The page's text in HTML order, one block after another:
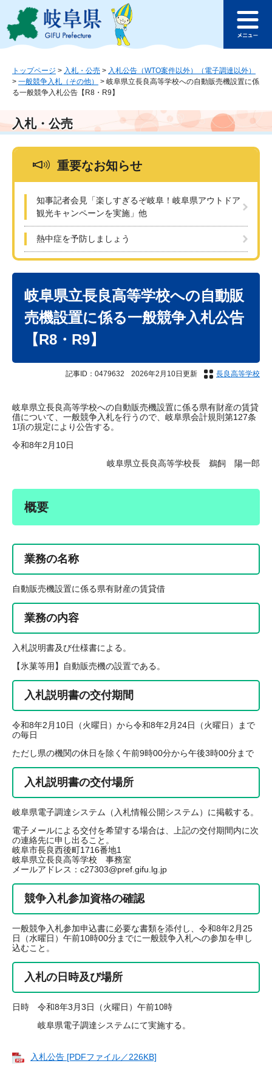
ジ
ュ
本
文
このページの本文へ
ュ
トップページ > 入札・公売 > 入札公告（WTO案件以外）（電子調達以外）
> 一般競争入札（その他） > 岐阜県立長良高等学校への自動販売機設置に係
る一般競争入札公告【R8・R9】
入札・公売
重要なお知らせ
知事記者会見「楽しすぎるぞ岐阜！岐阜県アウトドア
観光キャンペーンを実施」他
熱中症を予防しましょう
岐阜県立長良高等学校への自動販
売機設置に係る一般競争入札公告
【R8・R9】
記事ID：0479632 2026年2月10日更新 長良高等学校
岐阜県立長良高等学校への自動販売機設置に係る県有財産の賃貸
借について、一般競争入札を行うので、岐阜県会計規則第127条
1項の規定により公告する。
令和8年2月10日
岐阜県立長良高等学校長 鵜飼 陽一郎
概要
業務の名称
自動販売機設置に係る県有財産の賃貸借
業務の内容
入札説明書及び仕様書による。
【氷菓等用】自動販売機の設置である。
入札説明書の交付期間
令和8年2月10日（火曜日）から令和8年2月24日（火曜日）まで
の毎日
ただし県の機関の休日を除く午前9時00分から午後3時00分まで
入札説明書の交付場所
岐阜県電子調達システム（入札情報公開システム）に掲載する。
電子メールによる交付を希望する場合は、上記の交付期間内に次
の連絡先に申し出ること。
岐阜市長良西後町1716番地1
岐阜県立長良高等学校 事務室
メールアドレス：c27303@pref.gifu.lg.jp
競争入札参加資格の確認
一般競争入札参加申込書に必要な書類を添付し、令和8年2月25
日（水曜日）午前10時00分までに一般競争入札への参加を申し
込むこと。
入札の日時及び場所
日時 令和8年3月3日（火曜日）午前10時
岐阜県電子調達システムにて実施する。
入札公告 [PDFファイル／226KB]